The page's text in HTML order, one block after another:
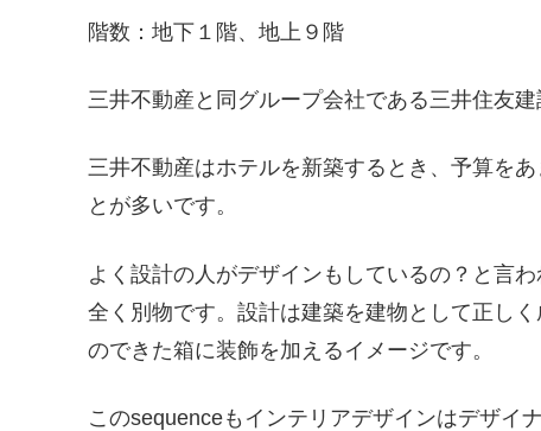
階数：地下１階、地上９階
三井不動産と同グループ会社である三井住友建
三井不動産はホテルを新築するとき、予算を
とが多いです。
よく設計の人がデザインもしているの？と言
全く別物です。設計は建築を建物として正し
のできた箱に装飾を加えるイメージです。
このsequenceもインテリアデザインはデザイ